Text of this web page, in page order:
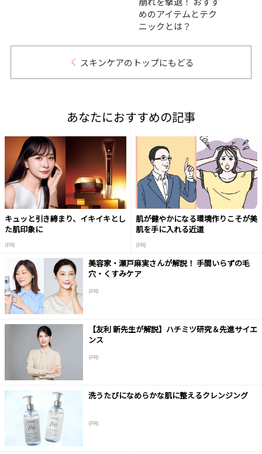
めのアイテムとテク
ニックとは？
スキンケアのトップにもどる
あなたにおすすめの記事
キュッと引き締まり、イキイキとし
た肌印象に
(PR)
肌が健やかになる環境作りこそが美
肌を手に入れる近道
(PR)
美容家・瀬戸麻実さんが解説！ 手間いらずの毛
穴・くすみケア
(PR)
【友利 新先生が解説】ハチミツ研究＆先進サイエ
ンス
(PR)
洗うたびになめらかな肌に整えるクレンジング
(PR)